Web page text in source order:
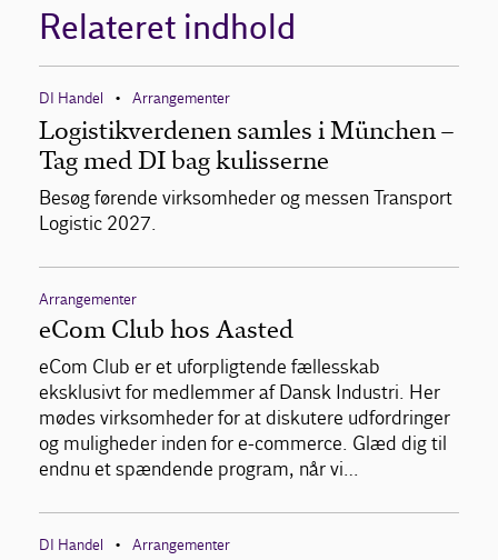
Relateret indhold
DI Handel • Arrangementer
Logistikverdenen samles i München –
Tag med DI bag kulisserne
Besøg førende virksomheder og messen Transport
Logistic 2027.
Arrangementer
eCom Club hos Aasted
eCom Club er et uforpligtende fællesskab
eksklusivt for medlemmer af Dansk Industri. Her
mødes virksomheder for at diskutere udfordringer
og muligheder inden for e-commerce. Glæd dig til
endnu et spændende program, når vi…
DI Handel • Arrangementer